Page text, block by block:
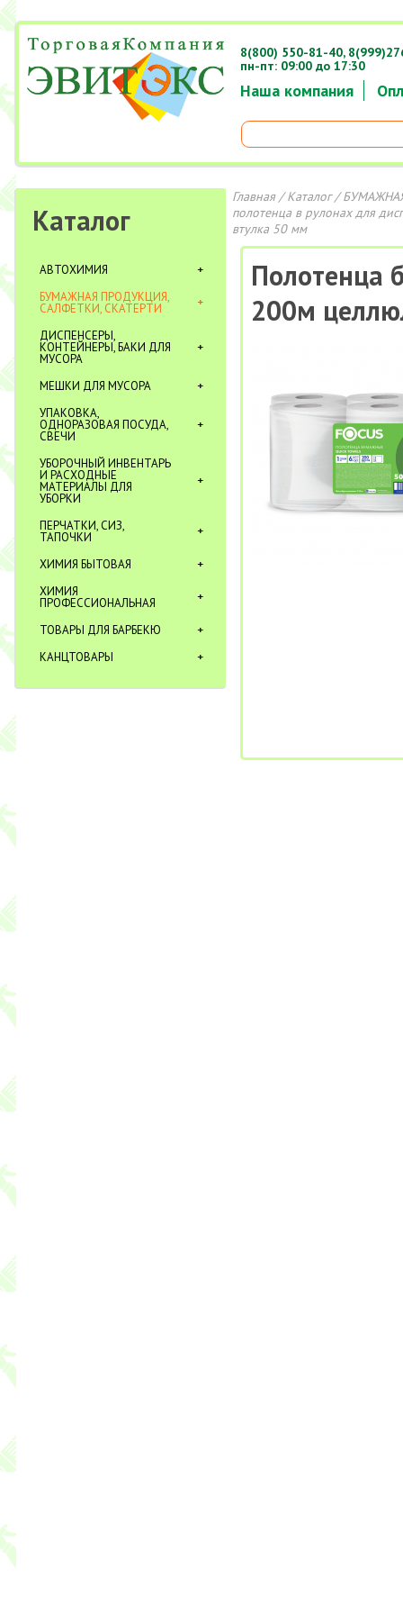
Наша компания
8(800) 550-81-40,
пн-пт: 09:00 до 17:30
Каталог
АВТОХИМИЯ
БУМАЖНАЯ ПРОДУКЦИЯ,
САЛФЕТКИ, СКАТЕРТИ
ДИСПЕНСЕРЫ,
КОНТЕЙНЕРЫ, БАКИ ДЛЯ
МУСОРА
МЕШКИ ДЛЯ МУСОРА
УПАКОВКА,
ОДНОРАЗОВАЯ ПОСУДА,
СВЕЧИ
УБОРОЧНЫЙ ИНВЕНТАРЬ
И РАСХОДНЫЕ
МАТЕРИАЛЫ ДЛЯ
УБОРКИ
ПЕРЧАТКИ, СИЗ,
ТАПОЧКИ
ХИМИЯ БЫТОВАЯ
ХИМИЯ
ПРОФЕССИОНАЛЬНАЯ
ТОВАРЫ ДЛЯ БАРБЕКЮ
КАНЦТОВАРЫ
Главная/Каталог/
полотенца в рулонах для
втулка 50 мм
Полотенца
200м